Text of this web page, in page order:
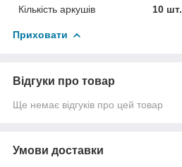
Кількість аркушів
10 шт.
Приховати
Відгуки про товар
Ще немає відгуків про цей товар
Умови доставки